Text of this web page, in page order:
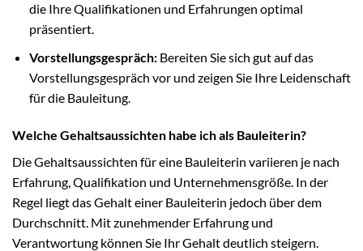
die Ihre Qualifikationen und Erfahrungen optimal
präsentiert.
Vorstellungsgespräch:Bereiten Sie sich gut auf das
Vorstellungsgespräch vor und zeigen Sie Ihre Leidenschaft
für die Bauleitung.
Welche Gehaltsaussichten habe ich als Bauleiterin?
Die Gehaltsaussichten für eine Bauleiterin variieren je nach
Erfahrung, Qualifikation und Unternehmensgröße. In der
Regel liegt das Gehalt einer Bauleiterin jedoch über dem
Durchschnitt. Mit zunehmender Erfahrung und
Verantwortung können Sie Ihr Gehalt deutlich steigern.